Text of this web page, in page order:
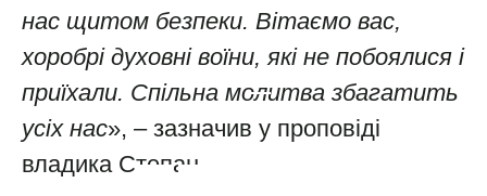
нас щитом безпеки. Вітаємо вас,
хоробрі духовні воїни, які не побоялися і
приїхали. Спільна молитва збагатить
усіх нас», – зазначив у проповіді
владика Степан.
4